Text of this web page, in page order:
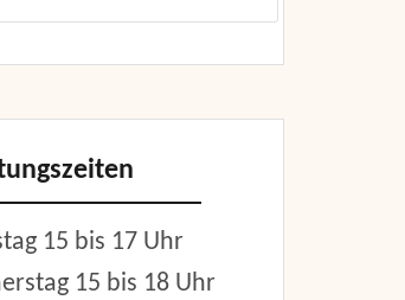
15 bis 17 Uhr
15 bis 18 Uhr